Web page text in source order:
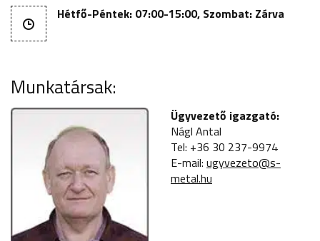
Hétfő-Péntek: 07:00-15:00, Szombat: Zárva
Munkatársak:
Ügyvezető igazgató:
Nágl Antal
Tel: +36 30 237-9974
E-mail: ugyvezeto@s-
metal.hu